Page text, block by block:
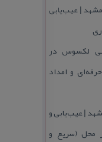
مشهد | عیب‌یابی
لكسوس در
و امداد
| عیب‌یابی و
محل (سریع و